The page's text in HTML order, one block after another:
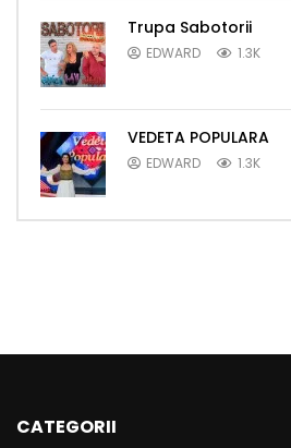
Trupa Sabotorii
EDWARD 1.3K
VEDETA POPULARA
EDWARD 1.3K
CATEGORII